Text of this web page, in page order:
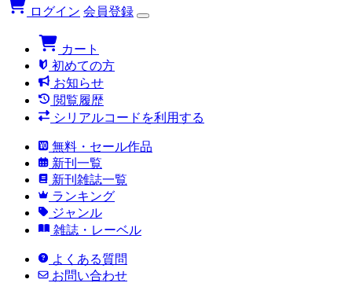
ログイン 会員登録
カート
初めての方
お知らせ
閲覧履歴
シリアルコードを利用する
無料・セール作品
新刊一覧
新刊雑誌一覧
ランキング
ジャンル
雑誌・レーベル
よくある質問
お問い合わせ